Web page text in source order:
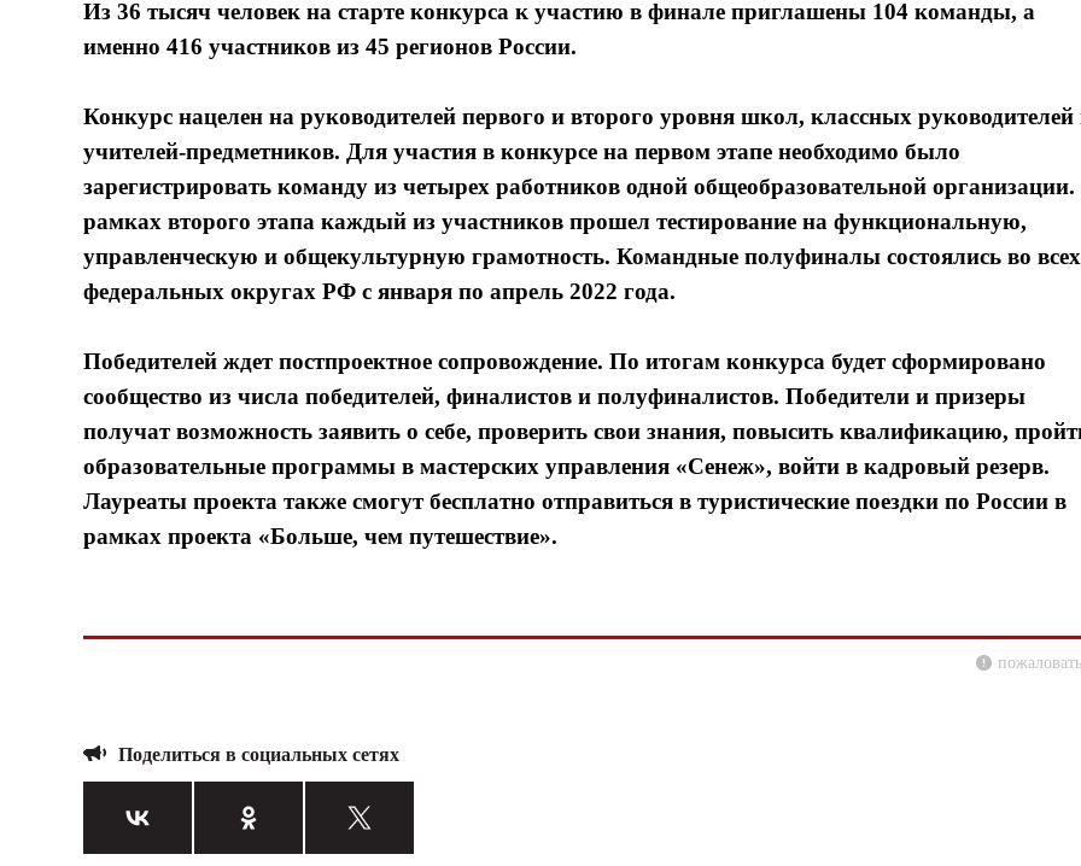
Из 36 тысяч человек на старте конкурса к участию в финале приглашены 104 команды, а
именно 416 участников из 45 регионов России.
Конкурс нацелен на руководителей первого и второго уровня школ, классных руководителей
учителей-предметников. Для участия в конкурсе на первом этапе необходимо было
зарегистрировать команду из четырех работников одной общеобразовательной
рамках второго этапа каждый из участников прошел тестирование на функциональную,
управленческую и общекультурную грамотность. Командные полуфиналы состоялись во всех
федеральных округах РФ с января по апрель 2022 года.
Победителей ждет постпроектное сопровождение. По итогам конкурса будет сформировано
сообщество из числа победителей, финалистов и полуфиналистов. Победители и призеры
получат возможность заявить о себе, проверить свои знания, повысить квалификацию,
образовательные программы в мастерских управления «Сенеж», войти в кадровый резерв.
Лауреаты проекта также смогут бесплатно отправиться в туристические поездки по России в
рамках проекта «Больше, чем путешествие».
Поделиться в социальных сетях